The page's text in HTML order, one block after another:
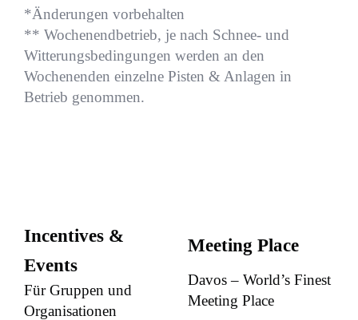
*Änderungen vorbehalten
** Wochenendbetrieb, je nach Schnee- und
Witterungsbedingungen werden an den
Wochenenden einzelne Pisten & Anlagen in
Betrieb genommen.
Incentives &
Events
Für Gruppen und
Organisationen
Meeting Place
Davos – World’s Finest
Meeting Place